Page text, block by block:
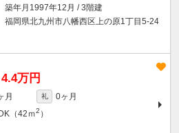
築年月1997年12月 / 3階建
福岡県北九州市八幡西区上の原1丁目5-24
4.4万円
月 礼
0ヶ月
（42ｍ2 ）